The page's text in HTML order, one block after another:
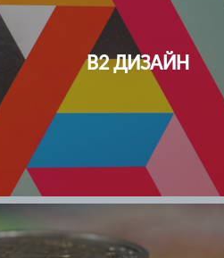
І5 МЕДСЕСТРИНСТВО